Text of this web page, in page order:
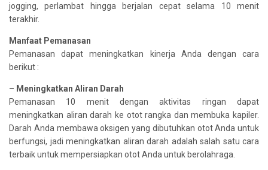
jogging, perlambat hingga berjalan cepat selama 10 menit
terakhir.
Manfaat Pemanasan
Pemanasan dapat meningkatkan kinerja Anda dengan cara
berikut :
– Meningkatkan Aliran Darah
Pemanasan 10 menit dengan aktivitas ringan dapat
meningkatkan aliran darah ke otot rangka dan membuka kapiler.
Darah Anda membawa oksigen yang dibutuhkan otot Anda untuk
berfungsi, jadi meningkatkan aliran darah adalah salah satu cara
terbaik untuk mempersiapkan otot Anda untuk berolahraga.